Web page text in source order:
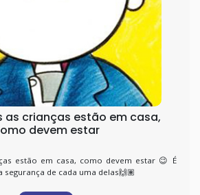
as crianças estão em casa,
devem estar
estão em casa, como devem estar 😉 É
de cada uma delas🙌🏽